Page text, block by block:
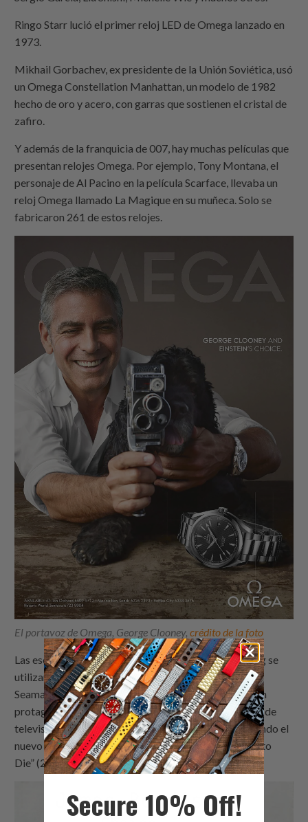
Ringo Starr lució el primer reloj LED de Omega lanzado en
1973.
Mikhail Gorbachev, ex presidente de la Unión Soviética, usó
un Omega Constellation Manhattan, un modelo de 1982
hecho de oro y acero, con garras que sostienen el cristal de
zafiro.
Y además de la franquicia de 007, hay muchas películas que
presentan relojes Omega. Por ejemplo, Tony Montana, el
personaje de Al Pacino en la película Scarface, llevaba un
reloj Omega llamado La Magique en su muñeca. Solo se
fabricaron 261 de estos relojes.
El portavoz de Omega, George Clooney, crédito de la foto
Las escenas de Bond de Pierce Brosnan y Daniel Craig se
utilizaron para comerciales de televisión de Omega
Seamaster a lo largo de los años. Daniel Craig también
protagoniza como James Bond en el nuevo comercial de
televisión del Omega Seamaster Diver 300m, mostrando el
nuevo modelo que aparecerá en la película “No Time to
Die” (2021). Lo cual, por cierto, nos lleva a…
Secure 10% Off!